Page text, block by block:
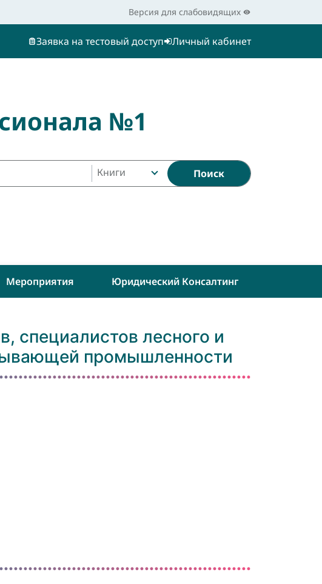
Версия для слабовидящих
Заявка на тестовый доступ Личный кабинет
№1
Книги Поиск
Мероприятия Юридический Консалтинг
специалистов лесного и
промышленности